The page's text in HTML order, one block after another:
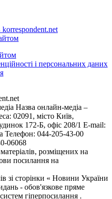
korrespondent.net
і персональних даних
Назва онлайн-медіа –
02091, місто Київ,
172-Б, офіс 208/1 E-mail:
Телефон: 044-205-43-00
06068
розміщених на
посилання на
зі сторінки « Новини України
- обов'язкове пряме
гіперпосилання .